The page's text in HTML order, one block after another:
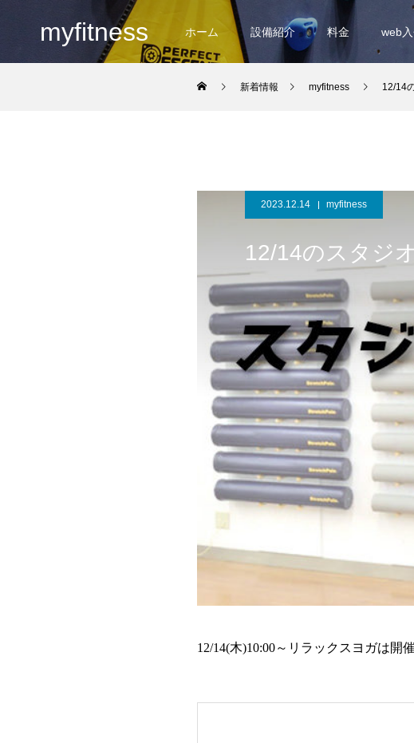
myfitness ホーム 設備紹介 料金 web
新着情報 myfitness 12/14
2023.12.14 myfitness
12/14のスタジ
12/14(木)10:00～リラックスヨガは開